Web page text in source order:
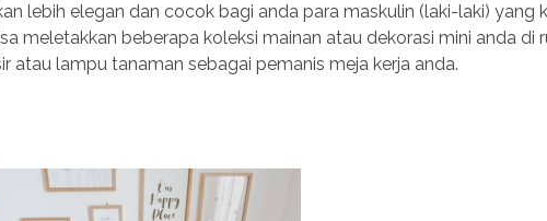
lebih elegan dan cocok bagi anda para maskulin (laki-laki) yang
meletakkan beberapa koleksi mainan atau dekorasi mini anda di
atau lampu tanaman sebagai pemanis meja kerja anda.